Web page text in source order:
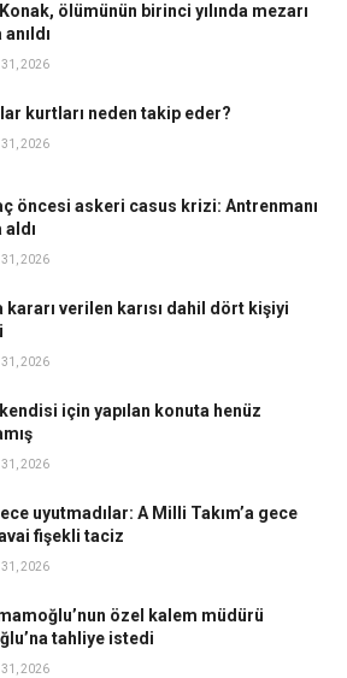
ölümünün birinci yılında mezarı
anıldı
31, 2026
kurtları neden takip eder?
31, 2026
öncesi askeri casus krizi: Antrenmanı
31, 2026
kararı verilen karısı dahil dört kişiyi
31, 2026
için yapılan konuta henüz
31, 2026
uyutmadılar: A Milli Takım’a gece
fişekli taciz
31, 2026
özel kalem müdürü
tahliye istedi
31, 2026